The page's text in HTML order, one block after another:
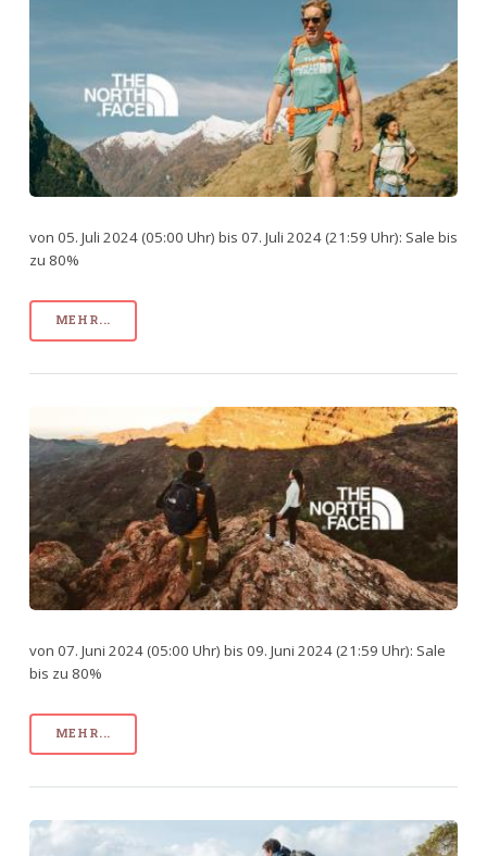
von 05. Juli 2024 (05:00 Uhr) bis 07. Juli 2024 (21:59 Uhr): Sale bis
zu 80%
MEHR...
von 07. Juni 2024 (05:00 Uhr) bis 09. Juni 2024 (21:59 Uhr): Sale
bis zu 80%
MEHR...